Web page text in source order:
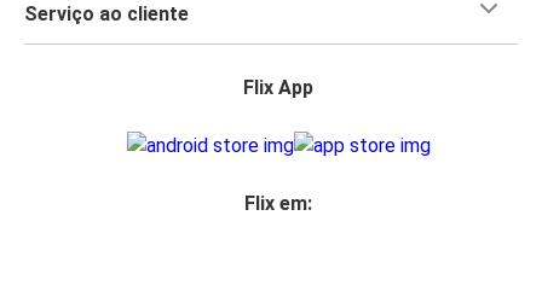
Serviço ao cliente
Flix App
Flix em: